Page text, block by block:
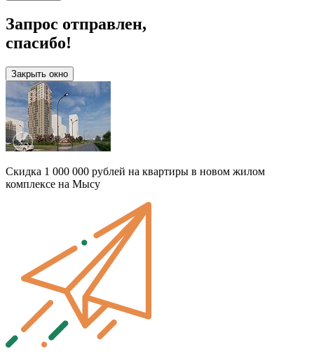
Запрос отправлен,
спасибо!
Закрыть окно
Скидка 1 000 000 рублей на квартиры в новом жилом
комплексе на Мысу